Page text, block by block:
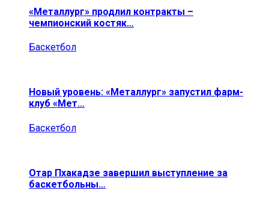
«Металлург» продлил контракты –
чемпионский костяк…
Баскетбол
Новый уровень: «Металлург» запустил фарм-
клуб «Мет…
Баскетбол
Отар Пхакадзе завершил выступление за
баскетбольны…